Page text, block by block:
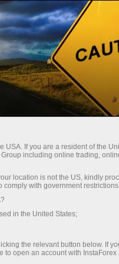
giao dịch Metatrader
Dành cho đối tác Các
kì câu hỏi liên quan
giao dịch từ khắp nơi
USA. If you are a resident of the
including online trading,
location is not the US, kindly
comply with government
in the United States;
the relevant button below. If
open an account with InstaForex